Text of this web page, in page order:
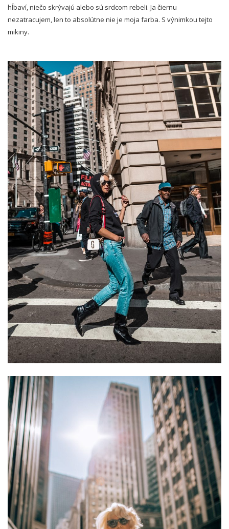
hĺbaví, niečo skrývajú alebo sú srdcom rebeli. Ja čiernu
nezatracujem, len to absolútne nie je moja farba. S výnimkou tejto
mikiny.